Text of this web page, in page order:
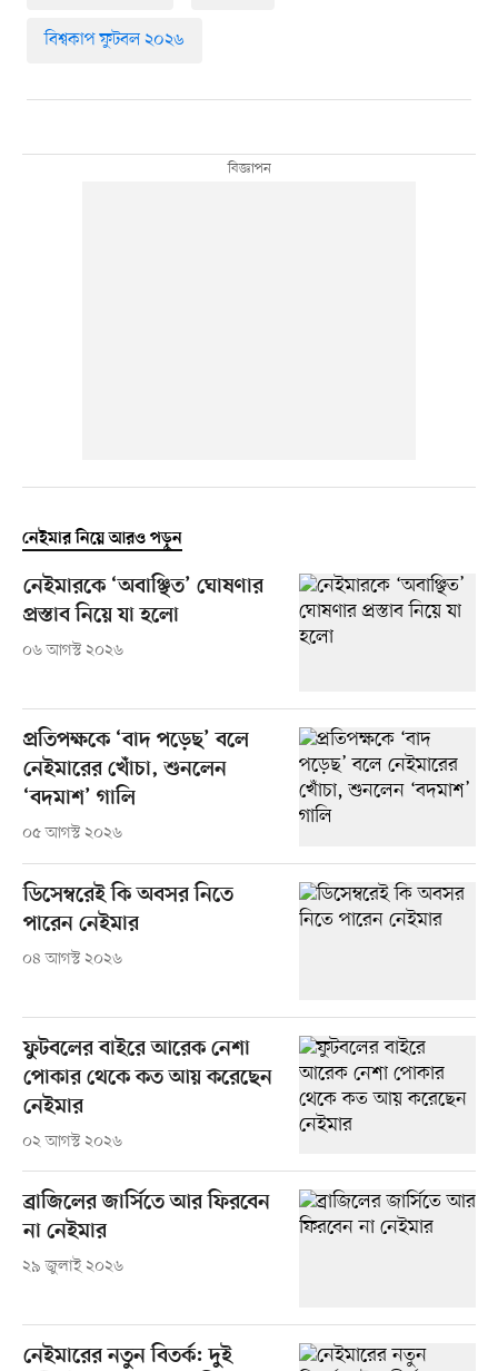
বিশ্বকাপ ফুটবল ২০২৬
নেইমার নিয়ে আরও পড়ুন
নেইমারকে ‘অবাঞ্ছিত’ ঘোষণার
প্রস্তাব নিয়ে যা হলো
০৬ আগস্ট ২০২৬
প্রতিপক্ষকে ‘বাদ পড়েছ’ বলে
নেইমারের খোঁচা, শুনলেন
‘বদমাশ’ গালি
০৫ আগস্ট ২০২৬
ডিসেম্বরেই কি অবসর নিতে
পারেন নেইমার
০৪ আগস্ট ২০২৬
ফুটবলের বাইরে আরেক নেশা
পোকার থেকে কত আয় করেছেন
নেইমার
০২ আগস্ট ২০২৬
ব্রাজিলের জার্সিতে আর ফিরবেন
না নেইমার
২৯ জুলাই ২০২৬
নেইমারের নতুন বিতর্ক: দুই